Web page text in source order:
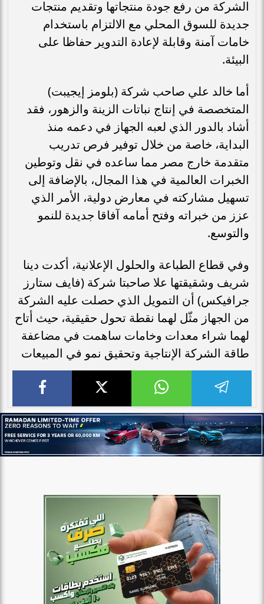
الشركة من رفع جودة منتجاتها وتقديم منتجات
جديدة للسوق المحلي مع الالتزام باستخدام
خامات آمنة وقابلة لإعادة التدوير حفاظا على
البيئة.
أما خالد علي صاحب شركة (بلومز إيجيبت)
المتخصصة في إنتاج نباتات الزينة والزهور، فقد
أشاد بالدور الذي لعبه الجهاز في دعمه منذ
البداية، خاصة من خلال توفير فرص تدريب
متقدمة خارج مصر مما ساعده في نقل وتوطين
الخبرات العالمية في هذا المجال، بالإضافة إلى
تسهيل مشاركته في معارض دولية، الأمر الذي
عزز من خبراته وفتح أمامه آفاقا جديدة للنمو
والتوسع.
وفي قطاع الطباعة والحلول الإعلانية، أكدت دينا
شريف وشقيقتها علا صاحبتا شركة (فايف ستارز
جرافيكس) أن التمويل الذي حصلت عليه الشركة
من الجهاز مثّل لهما نقطة تحول حقيقية، حيث أتاح
لهما شراء معدات وخامات ساهمت في مضاعفة
طاقة الشركة الإنتاجية وتحقيق نمو في المبيعات